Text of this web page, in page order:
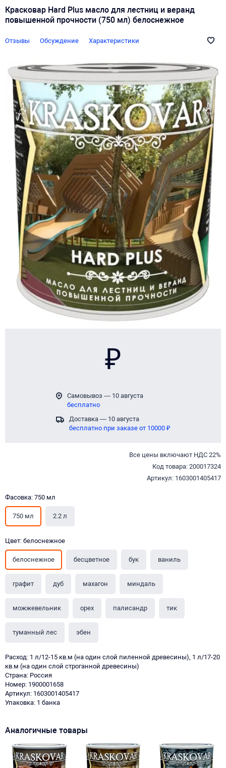
Красковар Hard Plus масло для лестниц и веранд
повышенной прочности (750 мл) белоснежное
Отзывы Обсуждение Характеристики
₽
Самовывоз — 10 августа
бесплатно
Доставка — 10 августа
бесплатно при заказе от 10000 ₽
Все цены включают НДС 22%
Код товара: 200017324
Артикул: 1603001405417
Фасовка: 750 мл
750 мл 2.2 л
Цвет: белоснежное
белоснежное бесцветное бук ваниль
графит дуб махагон миндаль
можжевельник орех палисандр тик
туманный лес эбен
Расход: 1 л/12-15 кв.м (на один слой пиленной древесины), 1 л/17-20
кв.м (на один слой строганной древесины)
Страна: Россия
Номер: 1900001658
Артикул: 1603001405417
Упаковка: 1 банка
Аналогичные товары